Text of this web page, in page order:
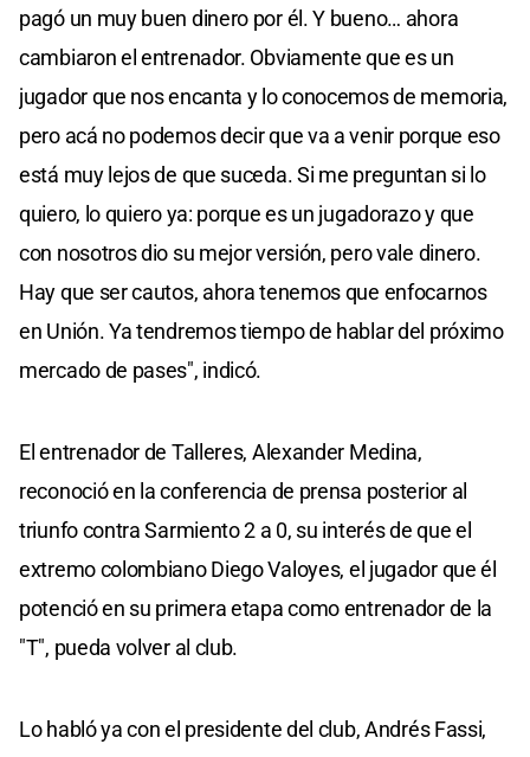
pagó un muy buen dinero por él. Y bueno… ahora
cambiaron el entrenador. Obviamente que es un
jugador que nos encanta y lo conocemos de memoria,
pero acá no podemos decir que va a venir porque eso
está muy lejos de que suceda. Si me preguntan si lo
quiero, lo quiero ya: porque es un jugadorazo y que
con nosotros dio su mejor versión, pero vale dinero.
Hay que ser cautos, ahora tenemos que enfocarnos
en Unión. Ya tendremos tiempo de hablar del próximo
mercado de pases", indicó.
El entrenador de Talleres, Alexander Medina,
reconoció en la conferencia de prensa posterior al
triunfo contra Sarmiento 2 a 0, su interés de que el
extremo colombiano Diego Valoyes, el jugador que él
potenció en su primera etapa como entrenador de la
"T", pueda volver al club.
Lo habló ya con el presidente del club, Andrés Fassi,